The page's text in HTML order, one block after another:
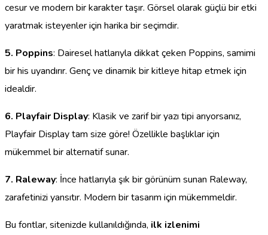
cesur ve modern bir karakter taşır. Görsel olarak güçlü bir etki
yaratmak isteyenler için harika bir seçimdir.
5. Poppins: Dairesel hatlarıyla dikkat çeken Poppins, samimi
bir his uyandırır. Genç ve dinamik bir kitleye hitap etmek için
idealdir.
6. Playfair Display: Klasik ve zarif bir yazı tipi arıyorsanız,
Playfair Display tam size göre! Özellikle başlıklar için
mükemmel bir alternatif sunar.
7. Raleway: İnce hatlarıyla şık bir görünüm sunan Raleway,
zarafetinizi yansıtır. Modern bir tasarım için mükemmeldir.
Bu fontlar, sitenizde kullanıldığında, ilk izlenimi